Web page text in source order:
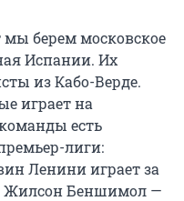
мы берем московское
Испании. Их
из Кабо-Верде.
играет на
есть
лиги:
Ленини играет за
Жилсон Беншимол —